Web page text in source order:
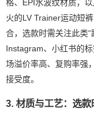
格、EPI水波纹材质，
火的LV Trainer运动短
合，选款时需关注此类
Instagram、小红书的
场溢价率高、复购率强
接受度。
3. 材质与工艺：选款